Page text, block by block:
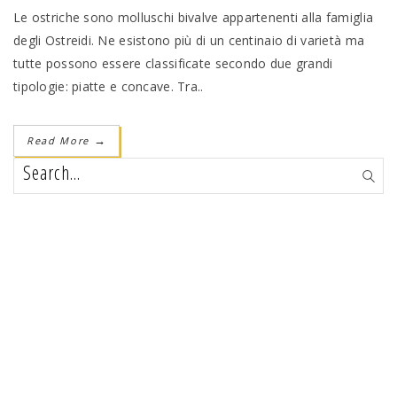
Le ostriche sono molluschi bivalve appartenenti alla famiglia
degli Ostreidi. Ne esistono più di un centinaio di varietà ma
tutte possono essere classificate secondo due grandi
tipologie: piatte e concave. Tra..
Read More →